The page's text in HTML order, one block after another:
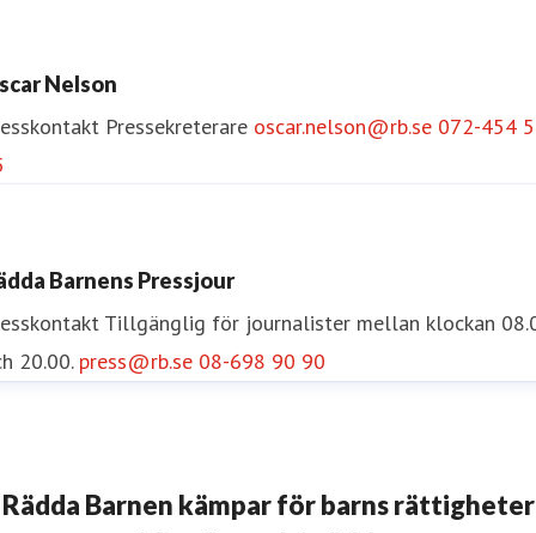
Nelson
Pressekreterare oscar.nelson@rb.se 072-454
Barnens Pressjour
Tillgänglig för journalister mellan klockan
20.00. press@rb.se 08-698 90 90
Rädda Barnen kämpar för barns rättigheter